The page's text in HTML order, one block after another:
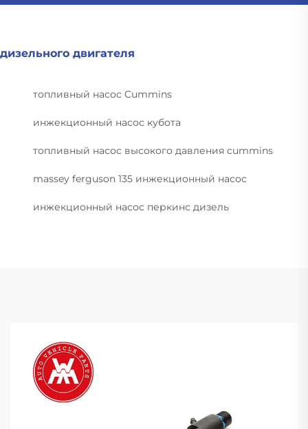
дизельного двигателя
топливный насос Cummins
инжекционный насос кубота
топливный насос высокого давления cummins
massey ferguson 135 инжекционный насос
инжекционный насос перкинс дизель